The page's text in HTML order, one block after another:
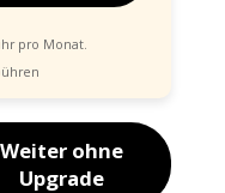
pro Monat.
Weiter ohne
Upgrade